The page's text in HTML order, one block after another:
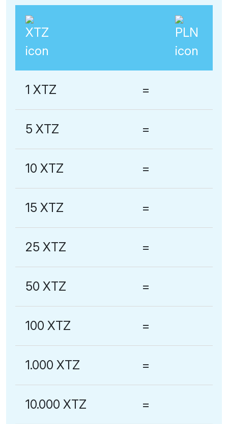
1 XTZ =
5 XTZ =
10 XTZ =
15 XTZ =
25 XTZ =
50 XTZ =
100 XTZ =
1.000 XTZ =
10.000 XTZ =